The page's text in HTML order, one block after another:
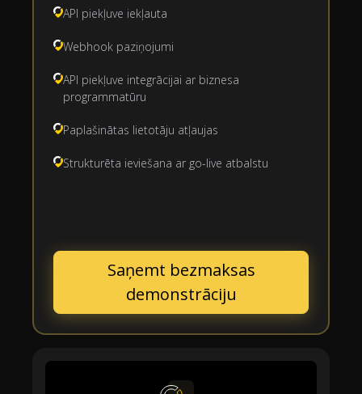
API piekļuve iekļauta
Webhook paziņojumi
API piekļuve integrācijai ar biznesa
programmatūru
Paplašinātas lietotāju atļaujas
Strukturēta ieviešana ar go-live atbalstu
Saņemt bezmaksas
demonstrāciju